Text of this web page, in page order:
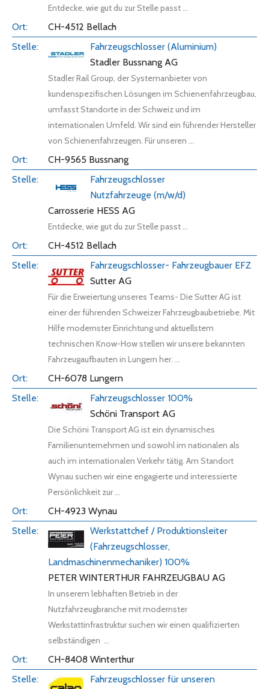
Entdecke, wie gut du zur Stelle passt ...
CH-4512 Bellach
Fahrzeugschlosser (Aluminium)
Stadler Bussnang AG
Stadler Rail Group, der Systemanbieter von
kundenspezifischen Lösungen im Schienenfahrzeugbau,
umfasst Standorte in der Schweiz und im
internationalen Umfeld. Wir sind ein führender Hersteller
von Schienenfahrzeugen. Für unseren ...
CH-9565 Bussnang
Fahrzeugschlosser
Nutzfahrzeuge (m/w/d)
Carrosserie HESS AG
Entdecke, wie gut du zur Stelle passt ...
CH-4512 Bellach
Fahrzeugschlosser- Fahrzeugbauer EFZ
Sutter AG
Für die Erweiertung unseres Teams- Die Sutter AG ist
einer der führenden Schweizer Fahrzeugbaubetriebe. Mit
Hilfe modernster Einrichtung und aktuellstem
technischen Know-How stellen wir unsere bekannten
Fahrzeugaufbauten in Lungern her. ...
CH-6078 Lungern
Fahrzeugschlosser 100%
Schöni Transport AG
Die Schöni Transport AG ist ein dynamisches
Familienunternehmen und sowohl im nationalen als
auch im internationalen Verkehr tätig. Am Standort
Wynau suchen wir eine engagierte und interessierte
Persönlichkeit zur ...
CH-4923 Wynau
Werkstattchef / Produktionsleiter
(Fahrzeugschlosser,
Landmaschinenmechaniker) 100%
PETER WINTERTHUR FAHRZEUGBAU AG
In unserem lebhaften Betrieb in der
Nutzfahrzeugbranche mit modernster
Werkstattinfrastruktur suchen wir einen qualifizierten
selbständigen ...
CH-8408 Winterthur
Fahrzeugschlosser für unseren